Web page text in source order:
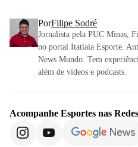
PorFilipe Sodré
Jornalista pela PUC Minas,
no portal Itatiaia Esporte.
News Mundo. Tem
além de vídeos e podcasts.
Acompanhe Esportes nas